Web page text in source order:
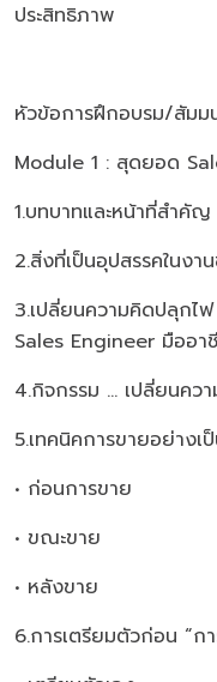
ประสิทธิภาพ
หัวข้อการฝึกอบรม/สัมม
Module 1 : สุดยอด
1.บทบาทและหน้าที่สำคั
2.สิ่งที่เป็นอุปสรรคในง
3.เปลี่ยนความคิดปลุกไ
Sales Engineer มืออา
4.กิจกรรม ... เปลี่ยนคว
5.เทคนิคการขายอย่างเ
• ก่อนการขาย
• ขณะขาย
• หลังขาย
6.การเตรียมตัวก่อน “ก